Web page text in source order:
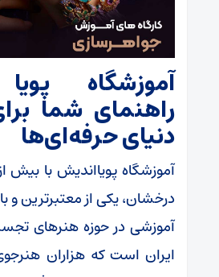
آموزشگاه
راهنمای شما
دنیای حرفه‌ای‌ها
آموزشگاه پویااندیش با
درخشان، یکی از معتبرترین و
آموزشی در حوزه هنرهای
ایران است که هزاران